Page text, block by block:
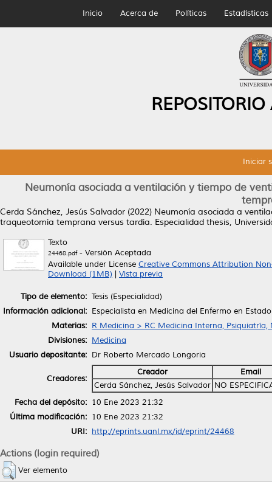
Inicio Acerca de Políticas Estadísticas
Iniciar
Neumonía asociada a ventilación y tiempo de
Cerda Sánchez, Jesús Salvador (2022) Neumonía asociada a
traqueotomía temprana versus tardía. Especialidad thesis,
Texto
24468.pdf- Versión Aceptada
Available under License Creative Commons Attribution
Download (1MB)
Vista previa
Tipo de elemento: Tesis (Especialidad)
Información adicional: Especialista en Medicina del Enfermo en
Materias: R Medicina > RC Medicina Interna, Psiquiatría,
Divisiones: Medicina
Usuario depositante: Dr Roberto Mercado Longoria
Creadores:
Creador
Email
Cerda Sánchez, Jesús Salvador NO
Fecha del depósito: 10 Ene 2023 21:32
Última modificación: 10 Ene 2023 21:32
URI: http://eprints.uanl.mx/id/eprint/24468
Actions (login required)
Ver elemento